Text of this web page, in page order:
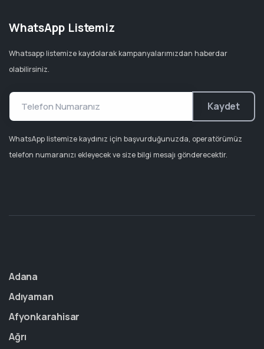
WhatsApp Listemiz
Whatsapp listemize kaydolarak kampanyalarımızdan haberdar
olabilirsiniz.
Kaydet
WhatsApp listemize kaydınız için başvurduğunuzda, operatörümüz
telefon numaranızı ekleyecek ve size bilgi mesajı gönderecektir.
Adana
Adıyaman
Afyonkarahisar
Ağrı